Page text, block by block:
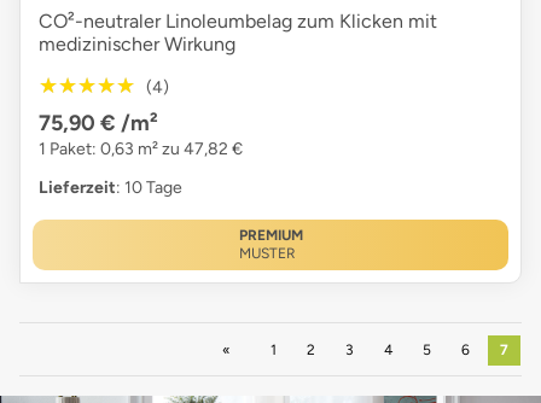
CO²-neutraler Linoleumbelag zum Klicken mit
medizinischer Wirkung
★★★★★
★★★★★ (4)
75,90 € /m²
1 Paket: 0,63 m² zu 47,82 €
Lieferzeit: 10 Tage
PREMIUM
MUSTER
Zurück
1 2 3 4 5 6 7